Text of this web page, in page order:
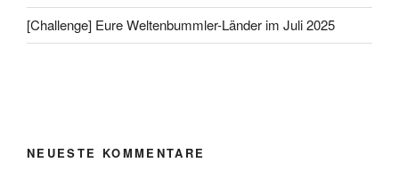
[Challenge] Eure Weltenbummler-Länder im Juli 2025
NEUESTE KOMMENTARE